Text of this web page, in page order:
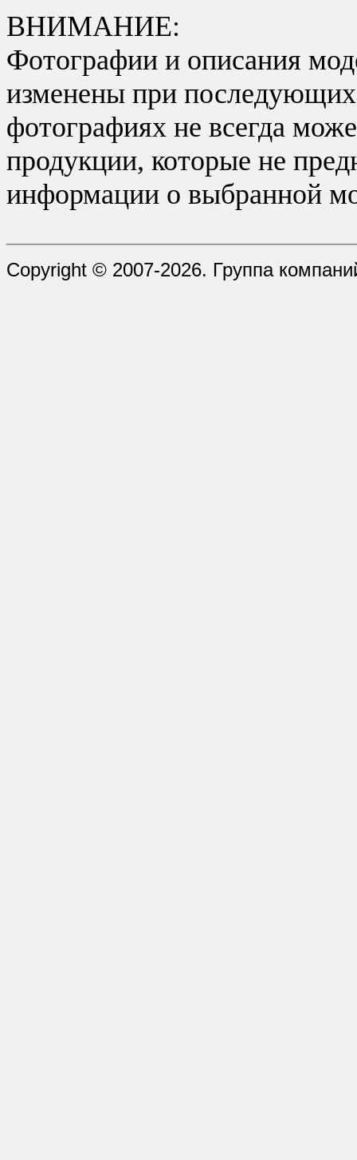
ВНИМАНИЕ:
Фотографии и описания
изменены при последующих
фотографиях не всегда
продукции, которые не
информации о выбранной
Copyright © 2007-2026. Группа